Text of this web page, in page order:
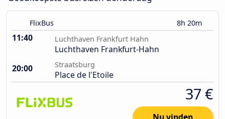
FlixBus 8h 20m
11:40 Luchthaven Frankfurt Hahn
Luchthaven Frankfurt-Hahn
20:00
Straatsburg
Place de l'Etoile
37 €